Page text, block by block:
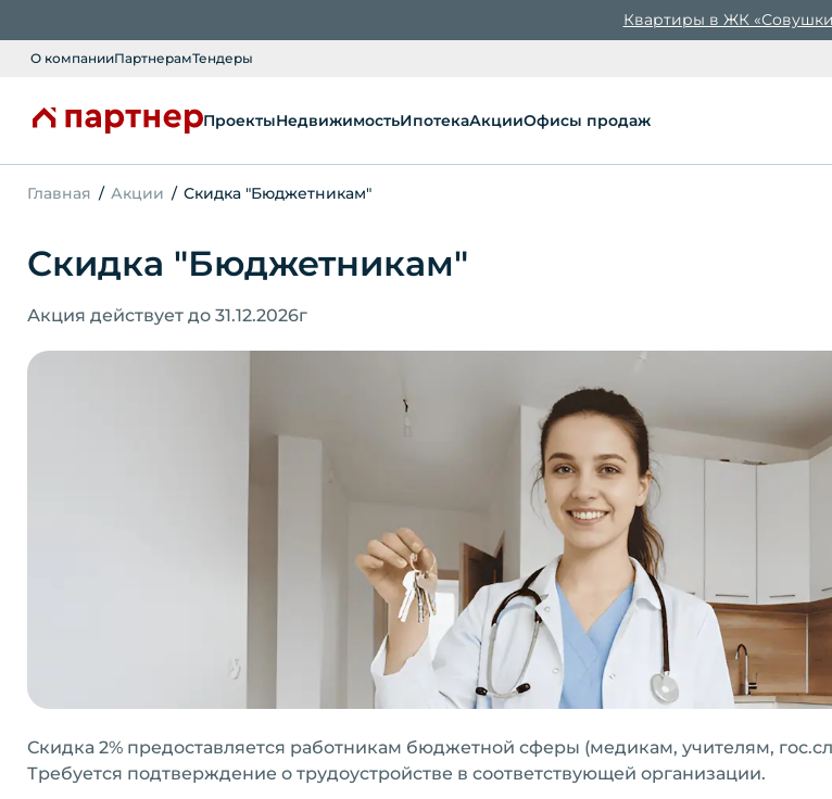
Квартиры в ЖК
О компанииПартнерамТендеры
ПроектыНедвижимостьИпотекаАкцииОфисы продаж
Главная Акции Скидка "Бюджетникам"
Скидка "Бюджетникам"
Акция действует до 31.12.2026г
Скидка 2% предоставляется работникам бюджетной сферы (медикам, учителям,
Требуется подтверждение о трудоустройстве в соответствующей организации.